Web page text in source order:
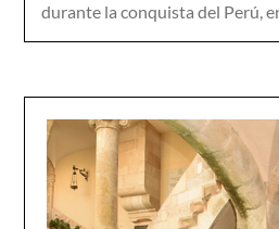
durante la conquista del Perú,